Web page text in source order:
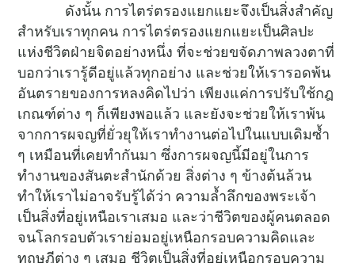
ดังนั้น การไตร่ตรองแยกแยะจึงเป็นสิ่งสำคัญ
สำหรับเราทุกคน การไตร่ตรองแยกแยะเป็นศิลปะ
แห่งชีวิตฝ่ายจิตอย่างหนึ่ง ที่จะช่วยขจัดภาพลวงตาที่
บอกว่าเรารู้ดีอยู่แล้วทุกอย่าง และช่วยให้เรารอดพ้น
อันตรายของการหลงคิดไปว่า เพียงแค่การปรับใช้กฎ
เกณฑ์ต่าง ๆ ก็เพียงพอแล้ว และยังจะช่วยให้เราพ้น
จากการผจญที่ยั่วยุให้เราทำงานต่อไปในแบบเดิมซ้ำ
ๆ เหมือนที่เคยทำกันมา ซึ่งการผจญนี้มีอยู่ในการ
ทำงานของสันตะสำนักด้วย สิ่งต่าง ๆ ข้างต้นล้วน
ทำให้เราไม่อาจรับรู้ได้ว่า ความล้ำลึกของพระเจ้า
เป็นสิ่งที่อยู่เหนือเราเสมอ และว่าชีวิตของผู้คนตลอด
จนโลกรอบตัวเราย่อมอยู่เหนือกรอบความคิดและ
ทฤษฎีต่าง ๆ เสมอ ชีวิตเป็นสิ่งที่อยู่เหนือกรอบความ